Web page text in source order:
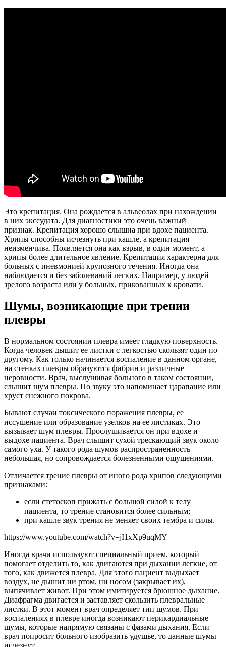
Это крепитация. Она рождается в альвеолах при нахождении
в них экссудата. Для диагностики это очень важный
признак. Крепитация хорошо слышна при вдохе пациента.
Хрипы способны исчезнуть при кашле, а крепитация
неизменчива. Появляется она как взрыв, в один момент, а
хрипы более длительное явление. Крепитация характерна для
больных с пневмонией крупозного течения. Иногда она
наблюдается и без заболеваний легких. Например, у людей
зрелого возраста или у больных, прикованных к кровати.
Шумы, возникающие при трении
плевры
В нормальном состоянии плевра имеет гладкую поверхность.
Когда человек дышит ее листки с легкостью скользят один по
другому. Как только начинается воспаление в данном органе,
на стенках плевры образуются фибрин и различные
неровности. Врач, выслушивая больного в таком состоянии,
слышит шум плевры. По звуку это напоминает царапание или
хруст снежного покрова.
Бывают случаи токсического поражения плевры, ее
иссушение или образование узелков на ее листиках. Это
вызывает шум плевры. Прослушивается он при вдохе и
выдохе пациента. Врач слышит сухой трескающий звук около
самого уха. У такого рода шумов распространенность
небольшая, но сопровождается болезненными ощущениями.
Отличается трение плевры от иного рода хрипов следующими
признаками:
если стетоскоп прижать с большой силой к телу
пациента, то трение становится более сильным;
при кашле звук трения не меняет своих тембра и силы.
https://www.youtube.com/watch?v=jI1xXp9uqMY
Иногда врачи используют специальный прием, который
помогает отделить то, как двигаются при дыхании легкие, от
того, как движется плевра. Для этого пациент выдыхает
воздух, не дышит ни ртом, ни носом (закрывает их),
выпячивает живот. При этом имитируется брюшное дыхание.
Диафрагма двигается и заставляет скользить плевральные
листки. В этот момент врач определяет тип шумов. При
воспалениях в плевре иногда возникают перикардиальные
шумы, которые напрямую связаны с фазами дыхания. Если
врач попросит больного изобразить удушье, то данные шумы